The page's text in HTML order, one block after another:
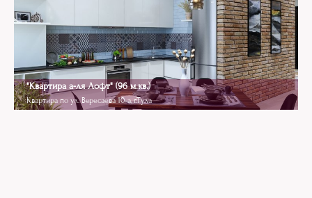
"Квартира а-ля Лофт" (96 м.кв.)
Квартира по ул. Вересаева 10-а, г.Тула